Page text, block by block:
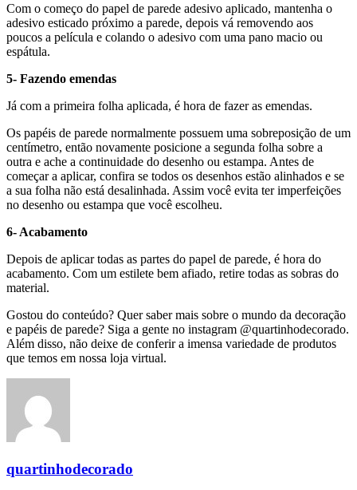
Com o começo do papel de parede adesivo aplicado, mantenha o
adesivo esticado próximo a parede, depois vá removendo aos
poucos a película e colando o adesivo com uma pano macio ou
espátula.
5- Fazendo emendas
Já com a primeira folha aplicada, é hora de fazer as emendas.
Os papéis de parede normalmente possuem uma sobreposição de um
centímetro, então novamente posicione a segunda folha sobre a
outra e ache a continuidade do desenho ou estampa. Antes de
começar a aplicar, confira se todos os desenhos estão alinhados e se
a sua folha não está desalinhada. Assim você evita ter imperfeições
no desenho ou estampa que você escolheu.
6- Acabamento
Depois de aplicar todas as partes do papel de parede, é hora do
acabamento. Com um estilete bem afiado, retire todas as sobras do
material.
Gostou do conteúdo? Quer saber mais sobre o mundo da decoração
e papéis de parede? Siga a gente no instagram @quartinhodecorado.
Além disso, não deixe de conferir a imensa variedade de produtos
que temos em nossa loja virtual.
quartinhodecorado